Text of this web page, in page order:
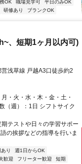
OK 職場見学可
平日のみOK
研修あり ブランクOK
、短期1ヶ月以内可)
浅草線 戸越A3口徒歩約2
・火・水・木・金・土・
（週）：1日 シフトサイク
テストや日々の学習サポー
の挨拶などの指導を行いま
り
週1日からOK
歓迎 フリーター歓迎
短期